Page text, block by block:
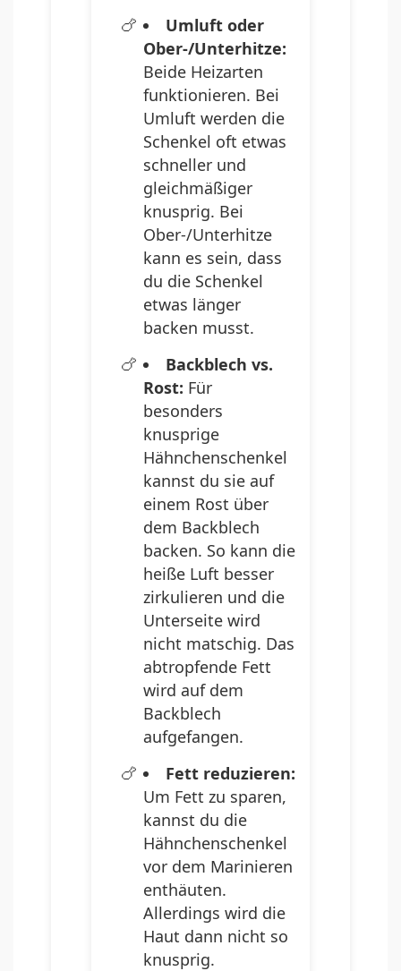
Umluft oder
Ober-/Unterhitze:
Beide Heizarten
funktionieren. Bei
Umluft werden die
Schenkel oft etwas
schneller und
gleichmäßiger
knusprig. Bei
Ober-/Unterhitze
kann es sein, dass
du die Schenkel
etwas länger
backen musst.
Backblech vs.
Rost: Für
besonders
knusprige
Hähnchenschenkel
kannst du sie auf
einem Rost über
dem Backblech
backen. So kann die
heiße Luft besser
zirkulieren und die
Unterseite wird
nicht matschig. Das
abtropfende Fett
wird auf dem
Backblech
aufgefangen.
Fett reduzieren:
Um Fett zu sparen,
kannst du die
Hähnchenschenkel
vor dem Marinieren
enthäuten.
Allerdings wird die
Haut dann nicht so
knusprig.